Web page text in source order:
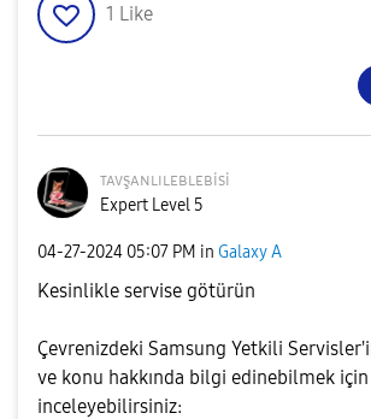
1 Like
ᴛᴀᴠşᴀɴʟɪʟᴇʙʟᴇʙisi
Expert Level 5
‎04-27-2024 05:07 PM in Galaxy A
Kesinlikle servise götürün
Çevrenizdeki Samsung Yetkili
ve konu hakkında bilgi edinebilmek
inceleyebilirsiniz: